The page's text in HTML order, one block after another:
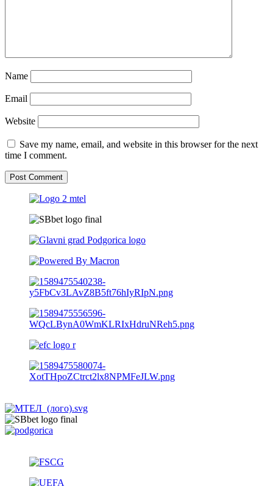
Name
Email
Website
Save my name, email, and website in this browser for the next
time I comment.